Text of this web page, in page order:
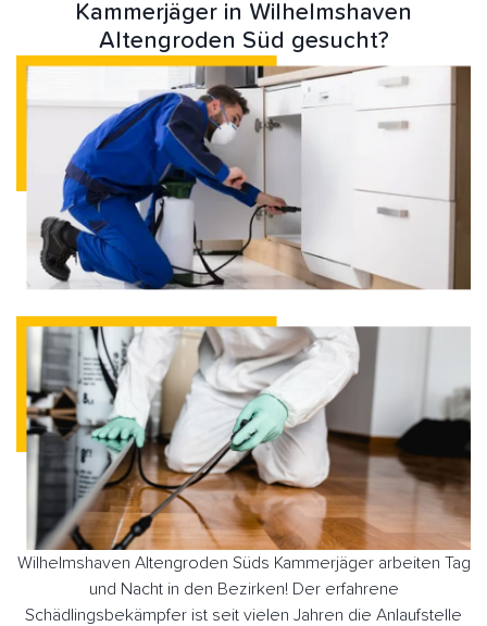
Kammerjäger in Wilhelmshaven
Altengroden Süd gesucht?
Wilhelmshaven Altengroden Süds Kammerjäger arbeiten Tag
und Nacht in den Bezirken! Der erfahrene
Schädlingsbekämpfer ist seit vielen Jahren die Anlaufstelle